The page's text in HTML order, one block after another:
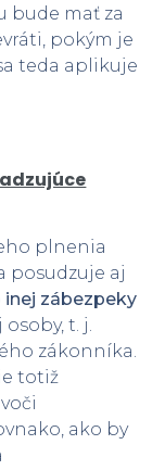
bude mať za
pokým je
teda aplikuje
plnenia
posudzuje aj
inej zábezpeky
t. j.
zákonníka.
totiž
ako by